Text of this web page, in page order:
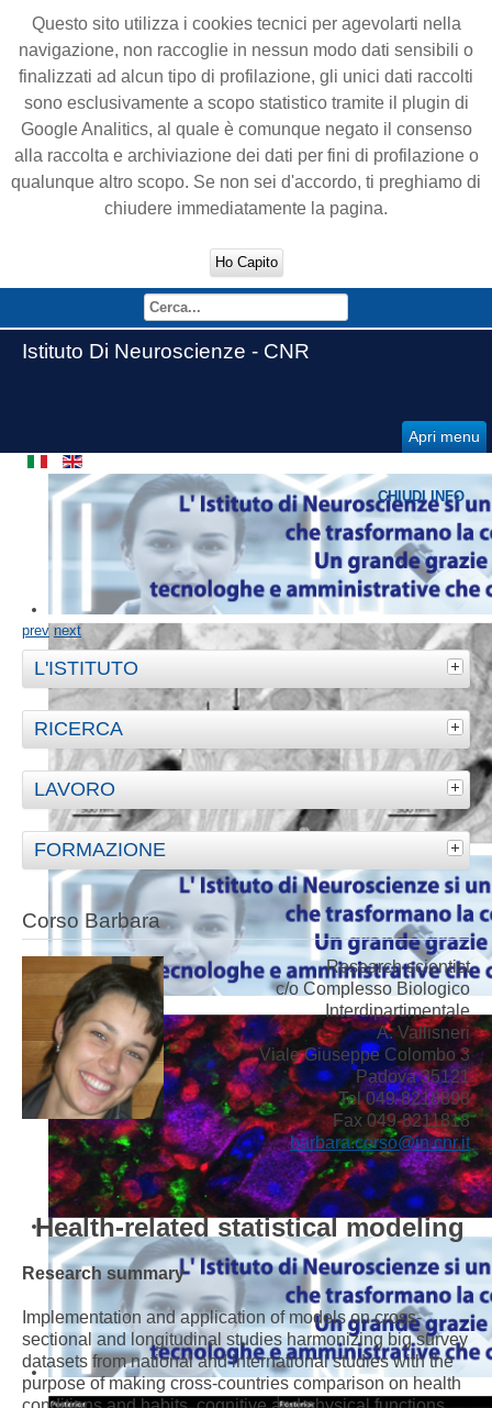
Questo sito utilizza i cookies tecnici per agevolarti nella
navigazione, non raccoglie in nessun modo dati sensibili o
finalizzati ad alcun tipo di profilazione, gli unici dati raccolti
sono esclusivamente a scopo statistico tramite il plugin di
Google Analitics, al quale è comunque negato il consenso
alla raccolta e archiviazione dei dati per fini di profilazione o
qualunque altro scopo. Se non sei d'accordo, ti preghiamo di
chiudere immediatamente la pagina.
Ho Capito
Istituto Di Neuroscienze - CNR
Apri menu
prev next
L'ISTITUTO
RICERCA
LAVORO
FORMAZIONE
Corso Barbara
Research scientist
c/o Complesso Biologico
Interdipartimentale
A. Vallisneri
Viale Giuseppe Colombo 3
Padova 35121
Tel 049-8218898
Fax 049-8211818
barbara.corso@in.cnr.it
Health-related statistical modeling
Research summary
Implementation and application of models on cross-
sectional and longitudinal studies harmonizing big survey
datasets from national and international studies with the
purpose of making cross-countries comparison on health
CHIUDI INFO